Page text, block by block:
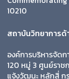
10210
สถาบันวิทยาการ
องค์การบริหารจัด
120 หมู่ 3 ศูนย์ราช
แจ้งวัฒนะ หลักสี่ ก